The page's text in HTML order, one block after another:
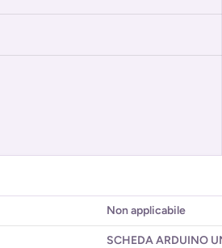
Non applicabile
SCHEDA ARDUINO